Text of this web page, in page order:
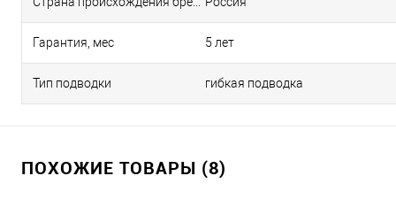
Гарантия, мес 5 лет
Тип подводки гибкая подводка
ПОХОЖИЕ ТОВАРЫ (8)